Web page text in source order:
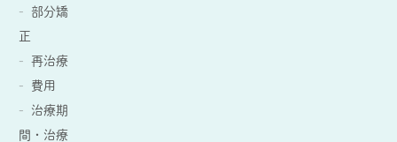
部分矯
正
再治療
費用
治療期
間・治療